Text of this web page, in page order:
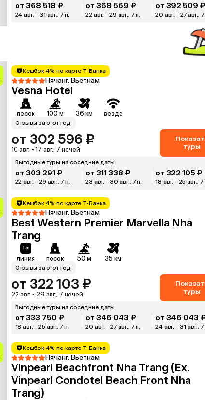
от 368 518 ₽
24 авг. - 31 авг., 7 н.
от 368 569 ₽
22 авг. - 29 авг., 7 н.
от 392 509 ₽
20 авг. - 27 авг., 7
Кешбэк 4% по карте Т-Банка
Нячанг, Вьетнам
Vesna Hotel
песок 100 м 36 км везде
Отзывы за этот год
от 302 596 ₽
10 авг. - 17 авг., 7 ночей
туры
Выгодные туры на соседние даты
от 303 291 ₽
22 авг. - 29 авг., 7 н.
от 311 338 ₽
23 авг. - 30 авг., 7 н.
от 322 105 ₽
18 авг. - 25 авг., 7
Кешбэк 4% по карте Т-Банка
Нячанг, Вьетнам
Best Western Premier Marvella Nha
Trang
линия песок 50 м 35 км
Отзывы за этот год
от 322 103 ₽
22 авг. - 29 авг., 7 ночей
туры
Выгодные туры на соседние даты
от 333 750 ₽
18 авг. - 25 авг., 7 н.
от 346 043 ₽
20 авг. - 27 авг., 7 н.
от 346 043 ₽
24 авг. - 31 авг., 7
Кешбэк 4% по карте Т-Банка
Нячанг, Вьетнам
Vinpearl Beachfront Nha Trang (Ex.
Vinpearl Condotel Beach Front Nha
Trang)